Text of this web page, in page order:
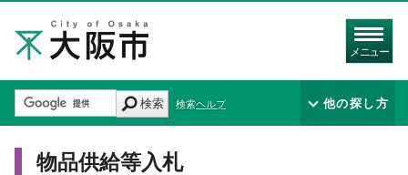
メニュー
検索 検索ヘルプ 他の探し方
物品供給等入札